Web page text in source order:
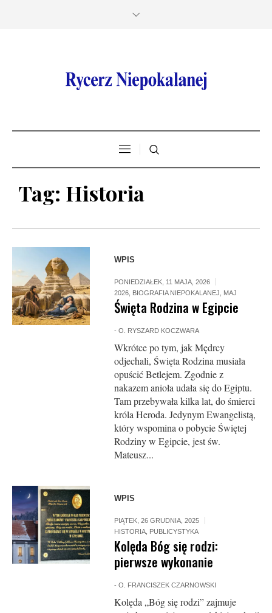
Tag: Historia
WPIS
PONIEDZIAŁEK, 11 MAJA, 2026
2026 BIOGRAFIA NIEPOKALANEJ MAJ
Święta Rodzina w Egipcie
-O. RYSZARD KOCZWARA
Wkrótce po tym, jak Mędrcy
odjechali, Święta Rodzina musiała
opuścić Betlejem. Zgodnie z
nakazem anioła udała się do Egiptu.
Tam przebywała kilka lat, do śmierci
króla Heroda. Jedynym Ewangelistą,
który wspomina o pobycie Świętej
Rodziny w Egipcie, jest św.
Mateusz...
WPIS
PIĄTEK, 26 GRUDNIA, 2025
HISTORIA PUBLICYSTYKA
Kolęda Bóg się rodzi:
pierwsze wykonanie
-O. FRANCISZEK CZARNOWSKI
Kolęda „Bóg się rodzi” zajmuje